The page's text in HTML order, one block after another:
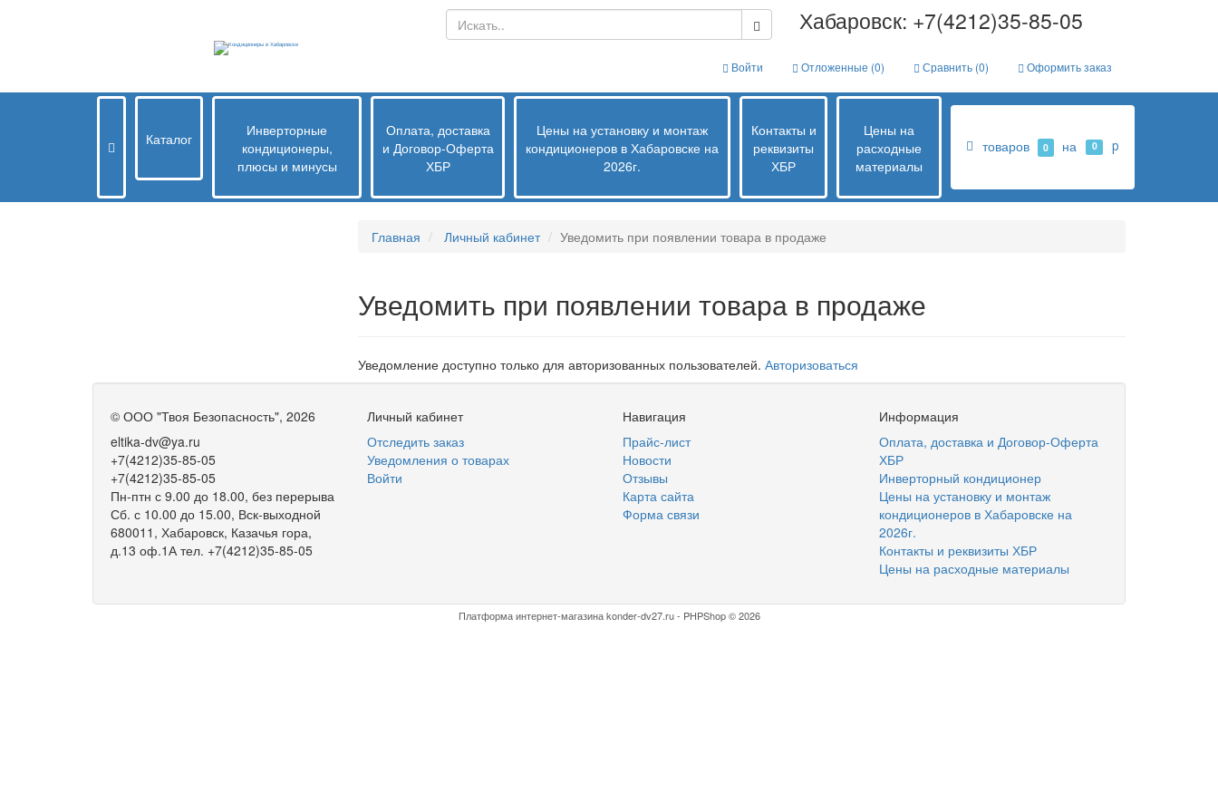
Хабаровск: +7(4212)35-85-05
Войти Отложенные (0) Сравнить (0) Оформить заказ
Каталог
Инверторные
кондиционеры,
плюсы и минусы
Оплата, доставка
и Договор-Оферта
ХБР
Цены на установку и монтаж
кондиционеров в Хабаровске на
2026г.
Контакты и
реквизиты
ХБР
Цены на
расходные
материалы
товаров 0 на 0 p
Главная Личный кабинет Уведомить при появлении товара в продаже
Уведомить при появлении товара в продаже
Уведомление доступно только для авторизованных пользователей. Авторизоваться
© ООО "Твоя Безопасность", 2026
eltika-dv@ya.ru
+7(4212)35-85-05
+7(4212)35-85-05
Пн-птн с 9.00 до 18.00, без перерыва
Сб. с 10.00 до 15.00, Вск-выходной
680011, Хабаровск, Казачья гора,
д.13 оф.1А тел. +7(4212)35-85-05
Личный кабинет
Отследить заказ
Уведомления о товарах
Войти
Навигация
Прайс-лист
Новости
Отзывы
Карта сайта
Форма связи
Информация
Оплата, доставка и Договор-Оферта
ХБР
Инверторный кондиционер
Цены на установку и монтаж
кондиционеров в Хабаровске на
2026г.
Контакты и реквизиты ХБР
Цены на расходные материалы
Платформа интернет-магазинаkonder-dv27.ru - PHPShop © 2026